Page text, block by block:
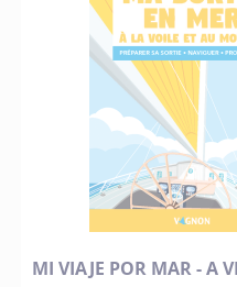
MI VIAJE POR MAR - A